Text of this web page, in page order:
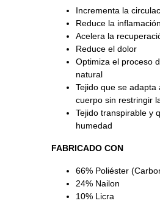
Incrementa la
Reduce la inflamación
Acelera la
Reduce el dolor
Optimiza el proceso
natural
Tejido que se adapta
cuerpo sin restringir
Tejido transpirable y
humedad
FABRICADO CON
66% Poliéster
24% Nailon
10% Licra